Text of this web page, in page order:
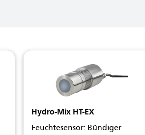
Hydro-Mix HT-EX
Feuchtesensor: Bündiger